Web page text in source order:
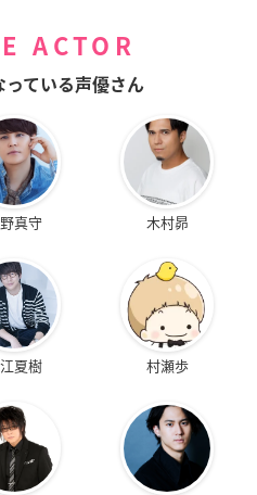
ACTOR
っている声優さん
真守 木村昴
夏樹 村瀬歩